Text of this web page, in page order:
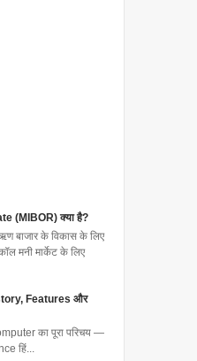
(MIBOR) क्या है?
बाजार के विकास के लिए
मनी मार्केट के लिए
Features और
का पूरा परिचय —
हिं...